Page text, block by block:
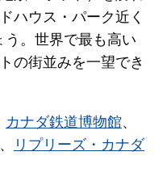
ハウス・パーク近く
う。世界で最も高い
の街並みを一望でき
カナダ鉄道博物館、
、
リプリーズ・カナダ